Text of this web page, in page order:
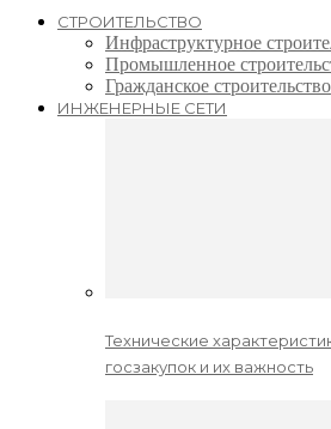
СТРОИТЕЛЬСТВО
Инфраструктурное
Промышленное
Гражданское строительство
ИНЖЕНЕРНЫЕ СЕТИ
Технические
госзакупок и их важность